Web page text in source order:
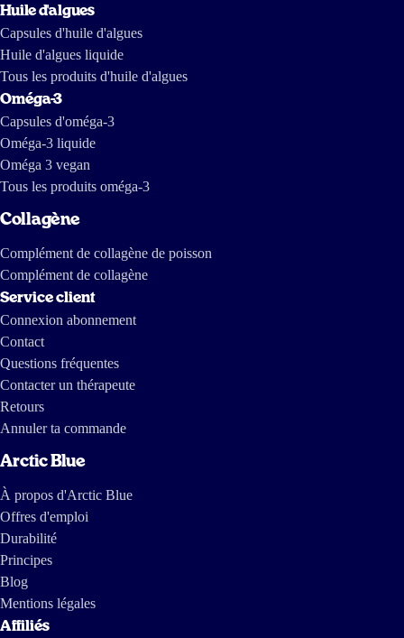
Het algenolie is goed te doseren en in te nemen. Ik slik het na het
tandenpoetsen voor het slapen omdat het soms niet bij de smaak van een
maaltijd past.
Esther Meier
Strong smell despite the claim that it doesn’t.
Hasaan Merhi
Gebruik het nu ongeveer 2 weken en
last heb van brain fog.Er zit ook het minder gekende DPA in wat dit
product beter maakt dan geadverteerd
tobias 633
Fijne algenolie zonder bijsmaak
Lekkere sinaasappel smaak om de vis/ algen aroma mee te camoufleren
Huile d'algues
Capsules d'huile d'algues
Huile d'algues liquide
Tous les produits d'huile d'algues
Oméga-3
Capsules d'oméga-3
Oméga-3 liquide
Oméga 3 vegan
Tous les produits oméga-3
Collagène
Complément de collagène de poisson
Complément de collagène
Service client
Connexion abonnement
Contact
Questions fréquentes
Contacter un thérapeute
Retours
Annuler ta commande
Arctic Blue
À propos d'Arctic Blue
Offres d'emploi
Durabilité
Principes
Blog
Mentions légales
Affiliés